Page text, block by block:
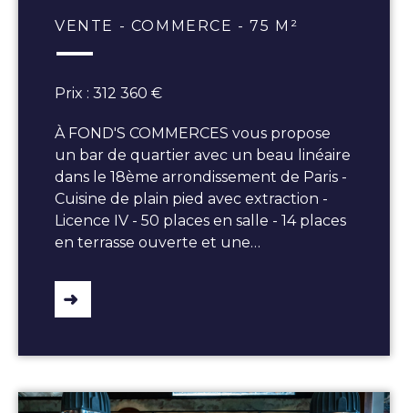
VENTE - COMMERCE - 75 M²
Prix : 312 360 €
À FOND'S COMMERCES vous propose
un bar de quartier avec un beau linéaire
dans le 18ème arrondissement de Paris -
Cuisine de plain pied avec extraction -
Licence IV - 50 places en salle - 14 places
en terrasse ouverte et une…